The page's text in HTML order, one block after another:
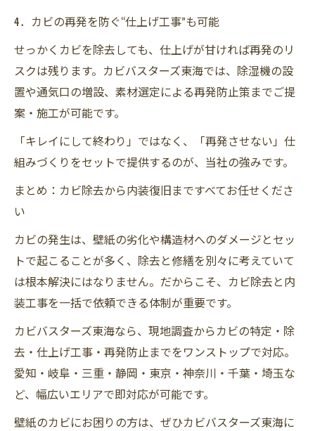
4．カビの再発を防ぐ“仕上げ工事”も可能
せっかくカビを除去しても、仕上げが甘ければ再発のリ
スクは残ります。カビバスターズ東海では、除湿機の設
置や通気口の増設、素材選定による再発防止策までご提
案・施工が可能です。
「キレイにして終わり」ではなく、「再発させない」仕
組みづくりをセットで提供するのが、当社の強みです。
まとめ：カビ除去から内装復旧まですべてお任せくださ
い
カビの発生は、壁紙の劣化や構造材へのダメージとセッ
トで起こることが多く、除去と修繕を別々に考えていて
は根本解決にはなりません。だからこそ、カビ除去と内
装工事を一括で依頼できる体制が重要です。
カビバスターズ東海なら、現地調査からカビの特定・除
去・仕上げ工事・再発防止までをワンストップで対応。
愛知・岐阜・三重・静岡・東京・神奈川・千葉・埼玉な
ど、幅広いエリアで即対応が可能です。
壁紙のカビにお困りの方は、ぜひカビバスターズ東海に